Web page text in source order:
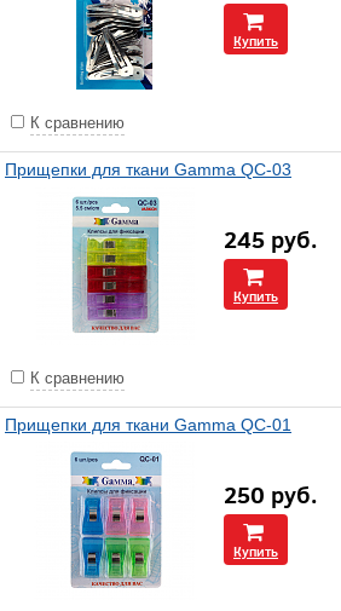
Купить
К сравнению
Прищепки для ткани Gamma QC-03
245 руб.
Купить
К сравнению
Прищепки для ткани Gamma QC-01
250 руб.
Купить